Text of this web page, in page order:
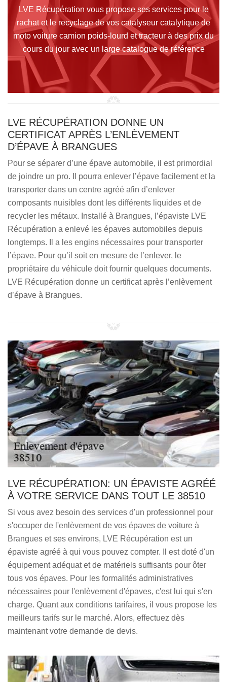
LVE Récupération vous propose ses services pour le
rachat et le recyclage de vos catalyseur catalytique de
moto voiture camion poids-lourd et tracteur à des prix du
cours du jour avec un large catalogue de référence
LVE RÉCUPÉRATION DONNE UN
CERTIFICAT APRÈS L’ENLÈVEMENT
D’ÉPAVE À BRANGUES
Pour se séparer d’une épave automobile, il est primordial
de joindre un pro. Il pourra enlever l’épave facilement et la
transporter dans un centre agréé afin d’enlever
composants nuisibles dont les différents liquides et de
recycler les métaux. Installé à Brangues, l’épaviste LVE
Récupération a enlevé les épaves automobiles depuis
longtemps. Il a les engins nécessaires pour transporter
l’épave. Pour qu’il soit en mesure de l’enlever, le
propriétaire du véhicule doit fournir quelques documents.
LVE Récupération donne un certificat après l’enlèvement
d’épave à Brangues.
LVE RÉCUPÉRATION: UN ÉPAVISTE AGRÉÉ
À VOTRE SERVICE DANS TOUT LE 38510
Si vous avez besoin des services d'un professionnel pour
s'occuper de l'enlèvement de vos épaves de voiture à
Brangues et ses environs, LVE Récupération est un
épaviste agréé à qui vous pouvez compter. Il est doté d'un
équipement adéquat et de matériels suffisants pour ôter
tous vos épaves. Pour les formalités administratives
nécessaires pour l'enlèvement d'épaves, c'est lui qui s'en
charge. Quant aux conditions tarifaires, il vous propose les
meilleurs tarifs sur le marché. Alors, effectuez dès
maintenant votre demande de devis.